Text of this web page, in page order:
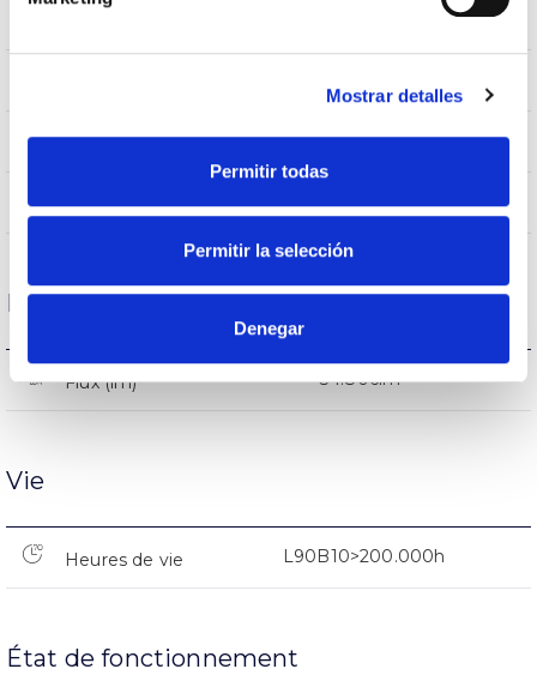
Mostrar detalles
Permitir todas
Permitir la selección
Denegar
IK10
Couleur du corps 9007
Corps AL iap
Performance
Flux (lm) 34.806lm
Vie
Heures de vie L90B10>200.000h
État de fonctionnement